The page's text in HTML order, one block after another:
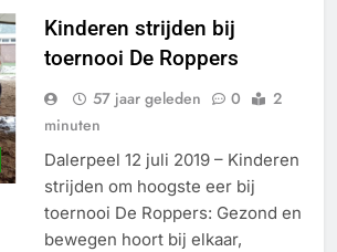
Kinderen strijden bij
toernooi De Roppers
57 jaar geleden 0
2
minuten
Dalerpeel 12 juli 2019 – Kinderen
strijden om hoogste eer bij
toernooi De Roppers: Gezond en
bewegen hoort bij elkaar,